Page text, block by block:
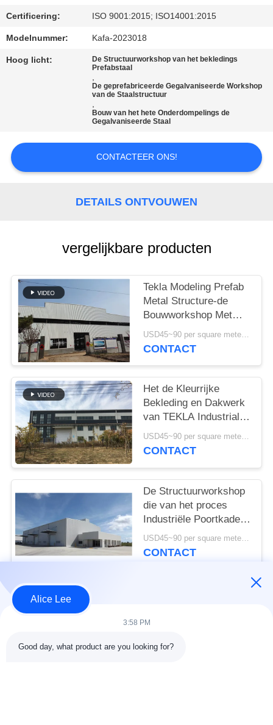
NEEM
CONTACT
MET
NIEUWS
PRIVACYBELEID
Certificering: ISO 9001:2015; ISO14001:2015
Modelnummer: Kafa-2023018
Hoog licht:
De Structuurworkshop van het bekledings
Prefabstaal
,
De geprefabriceerde Gegalvaniseerde Workshop
van de Staalstructuur
,
Bouw van het hete Onderdompelings de
Gegalvaniseerde Staal
CONTACTEER ONS!
DETAILS ONTVOUWEN
vergelijkbare producten
Tekla Modeling Prefab
Metal Structure-de
Bouwworkshop Met
hoge weerstand
USD45~90 per square meter MOQ:1000 vierkante meter
CONTACT
Het de Kleurrijke
Bekleding en Dakwerk
van TEKLA Industrial
Metal Workshop
Building
USD45~90 per square meter MOQ:1000 vierkante meter
CONTACT
De Structuurworkshop
die van het proces
Industriële Poortkader
PEB ISO-Norm bouwenUSD45~90 per square meter MOQ:1000 vierkante meter
CONTACT
populaire categorieën
de bouw van de
De Workshop van de
Alice Lee
3:58 PM
Good day, what product are you looking for?